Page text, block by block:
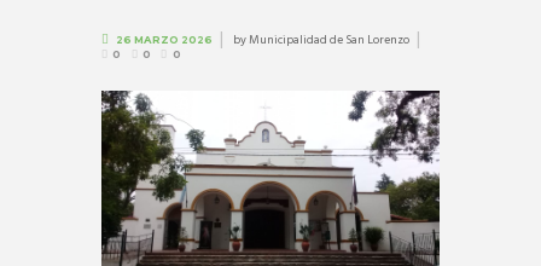
26 MARZO 2026 byMunicipalidad de San Lorenzo
0 0 0